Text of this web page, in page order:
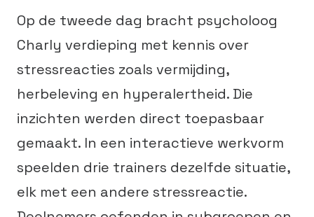
Op de tweede dag bracht psycholoog
Charly verdieping met kennis over
stressreacties zoals vermijding,
herbeleving en hyperalertheid. Die
inzichten werden direct toepasbaar
gemaakt. In een interactieve werkvorm
speelden drie trainers dezelfde situatie,
elk met een andere stressreactie.